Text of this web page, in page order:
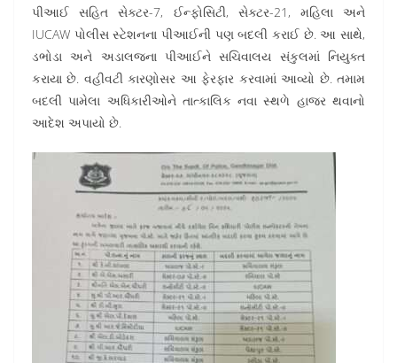
પીઆઈ સહિત સેક્ટર-7, ઈન્ફોસિટી, સેક્ટર-21, મહિલા અને
IUCAW પોલીસ સ્ટેશનના પીઆઈની પણ બદલી કરાઈ છે. આ સાથે,
ડભોડા અને અડાલજના પીઆઈને સચિવાલય સંકુલમાં નિયુક્ત
કરાયા છે. વહીવટી કારણોસર આ ફેરફાર કરવામાં આવ્યો છે. તમામ
બદલી પામેલા અધિકારીઓને તાત્કાલિક નવા સ્થળે હાજર થવાનો
આદેશ અપાયો છે.